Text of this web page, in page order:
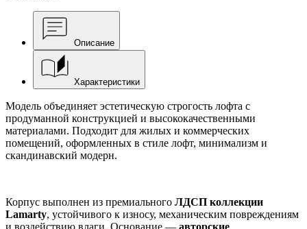
Описание
Характеристики
Модель объединяет эстетическую строгость лофта с
продуманной конструкцией и высококачественными
материалами. Подходит для жилых и коммерческих
помещений, оформленных в стиле лофт, минимализм и
скандинавский модерн.
Корпус выполнен из премиального ЛДСП коллекции
Lamarty, устойчивого к износу, механическим повреждениям
и воздействию влаги. Основание — авторские